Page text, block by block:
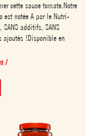
cette sauce tomate.Notre
est notée A par le Nutri-
SANS additifs, SANS
ajoutés !Disponible en
/